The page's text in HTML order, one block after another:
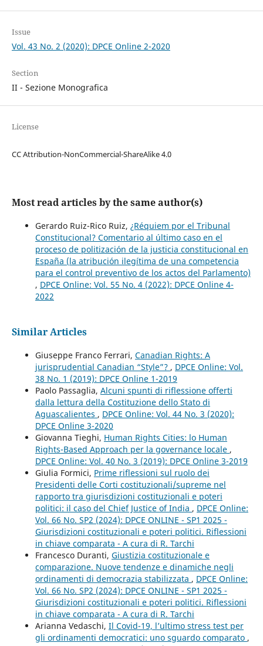
Issue
Vol. 43 No. 2 (2020): DPCE Online 2-2020
Section
II - Sezione Monografica
License
CC Attribution-NonCommercial-ShareAlike 4.0
Most read articles by the same author(s)
Gerardo Ruiz-Rico Ruiz, ¿Réquiem por el Tribunal
Constitucional? Comentario al último caso en el
proceso de politización de la justicia constitucional en
España (la atribución ilegítima de una competencia
para el control preventivo de los actos del Parlamento)
, DPCE Online: Vol. 55 No. 4 (2022): DPCE Online 4-
2022
Similar Articles
Giuseppe Franco Ferrari, Canadian Rights: A
jurisprudential Canadian “Style”? , DPCE Online: Vol.
38 No. 1 (2019): DPCE Online 1-2019
Paolo Passaglia, Alcuni spunti di riflessione offerti
dalla lettura della Costituzione dello Stato di
Aguascalientes , DPCE Online: Vol. 44 No. 3 (2020):
DPCE Online 3-2020
Giovanna Tieghi, Human Rights Cities: lo Human
Rights-Based Approach per la governance locale ,
DPCE Online: Vol. 40 No. 3 (2019): DPCE Online 3-2019
Giulia Formici, Prime riflessioni sul ruolo dei
Presidenti delle Corti costituzionali/supreme nel
rapporto tra giurisdizioni costituzionali e poteri
politici: il caso del Chief Justice of India , DPCE Online:
Vol. 66 No. SP2 (2024): DPCE ONLINE - SP1 2025 -
Giurisdizioni costituzionali e poteri politici. Riflessioni
in chiave comparata - A cura di R. Tarchi
Francesco Duranti, Giustizia costituzionale e
comparazione. Nuove tendenze e dinamiche negli
ordinamenti di democrazia stabilizzata , DPCE Online:
Vol. 66 No. SP2 (2024): DPCE ONLINE - SP1 2025 -
Giurisdizioni costituzionali e poteri politici. Riflessioni
in chiave comparata - A cura di R. Tarchi
Arianna Vedaschi, Il Covid-19, l’ultimo stress test per
gli ordinamenti democratici: uno sguardo comparato ,